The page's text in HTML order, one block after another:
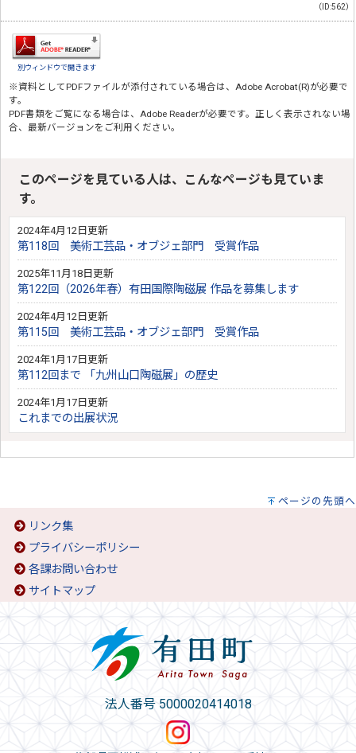
（ID:562）
別ウィンドウで開きます
※資料としてPDFファイルが添付されている場合は、 Adobe Acrobat(R)が必要で
す。
PDF書類をご覧になる場合は、 Adobe Readerが必要です。正しく表示されない場
合、最新バージョンをご利用ください。
このページを見ている人は、こんなページも見ていま
す。
2024年4月12日更新
第118回 美術工芸品・オブジェ部門 受賞作品
2025年11月18日更新
​​​​第122回（2026年春）有田国際陶磁展 作品を募集します
2024年4月12日更新
第115回 美術工芸品・オブジェ部門 受賞作品
2024年1月17日更新
第112回まで 「九州山口陶磁展」の歴史
2024年1月17日更新
これまでの出展状況
ページの先頭へ
リンク集
プライバシーポリシー
各課お問い合わせ
サイトマップ
法人番号 5000020414018